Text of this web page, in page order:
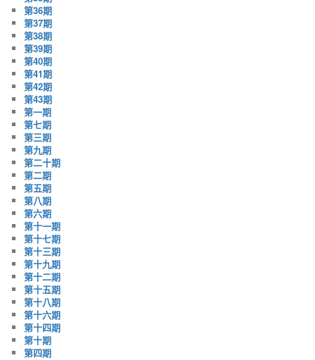
第36期
第37期
第38期
第39期
第40期
第41期
第42期
第43期
第一期
第七期
第三期
第九期
第二十期
第二期
第五期
第八期
第六期
第十一期
第十七期
第十三期
第十九期
第十二期
第十五期
第十八期
第十六期
第十四期
第十期
第四期